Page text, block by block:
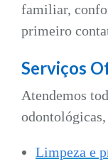
familiar,
primeiro
Serviços
Atendemos
Limpeza e